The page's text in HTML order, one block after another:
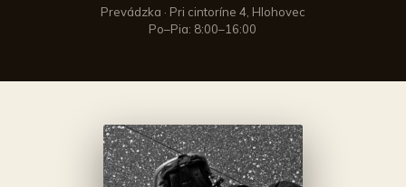
Prevádzka · Pri cintoríne 4, Hlohovec
Po–Pia: 8:00–16:00